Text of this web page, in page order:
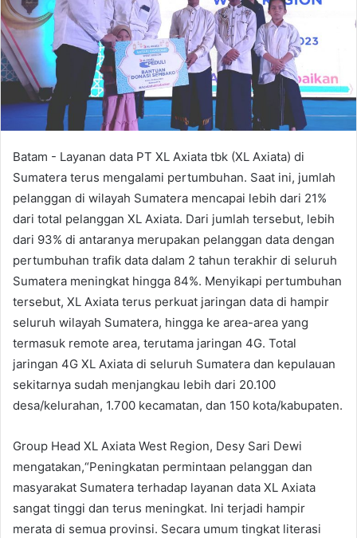
Batam - Layanan data PT XL Axiata tbk (XL Axiata) di
Sumatera terus mengalami pertumbuhan. Saat ini, jumlah
pelanggan di wilayah Sumatera mencapai lebih dari 21%
dari total pelanggan XL Axiata. Dari jumlah tersebut, lebih
dari 93% di antaranya merupakan pelanggan data dengan
pertumbuhan trafik data dalam 2 tahun terakhir di seluruh
Sumatera meningkat hingga 84%. Menyikapi pertumbuhan
tersebut, XL Axiata terus perkuat jaringan data di hampir
seluruh wilayah Sumatera, hingga ke area-area yang
termasuk remote area, terutama jaringan 4G. Total
jaringan 4G XL Axiata di seluruh Sumatera dan kepulauan
sekitarnya sudah menjangkau lebih dari 20.100
desa/kelurahan, 1.700 kecamatan, dan 150 kota/kabupaten.
Group Head XL Axiata West Region, Desy Sari Dewi
mengatakan,“Peningkatan permintaan pelanggan dan
masyarakat Sumatera terhadap layanan data XL Axiata
sangat tinggi dan terus meningkat. Ini terjadi hampir
merata di semua provinsi. Secara umum tingkat literasi